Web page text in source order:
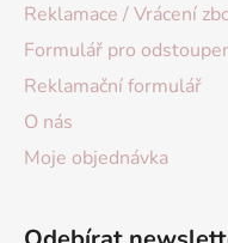
Reklamace / Vrácení
Formulář pro
Reklamační formulář
O nás
Moje objednávka